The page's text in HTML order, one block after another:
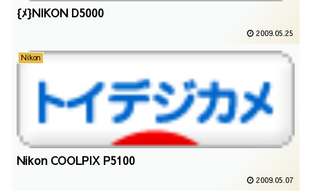
{ﾒ}NIKON D5000
2009.05.25
Nikon
Nikon COOLPIX P5100
2009.05.07